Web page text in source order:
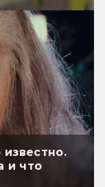
известно.
и что